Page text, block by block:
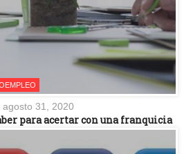
agosto 31, 2020
para acertar con una franquicia